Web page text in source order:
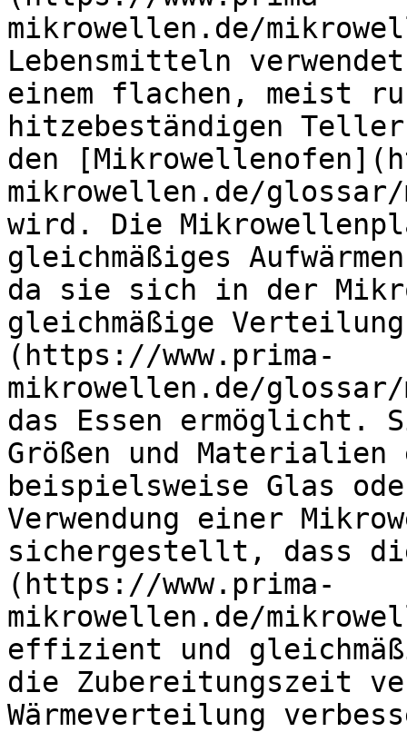
mikrowellen.de/
Lebensmitteln
einem flachen, meist
hitzebeständigen
den
mikrowellen.de/
wird. Die
gleichmäßiges
da sie sich in der
gleichmäßige
(https://www.prima-
mikrowellen.de/
das Essen ermöglicht.
Größen und
beispielsweise Glas
Verwendung einer
sichergestellt, dass
(https://www.prima-
mikrowellen.de/
effizient und
die Zubereitungszeit
Wärmeverteilung